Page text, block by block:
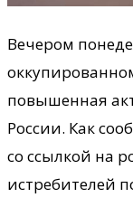
Вечером
повышенная
России. Как
со ссылкой на
истребителей